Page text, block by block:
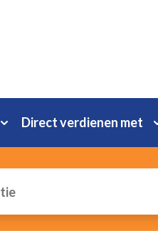
Direct verdienen met